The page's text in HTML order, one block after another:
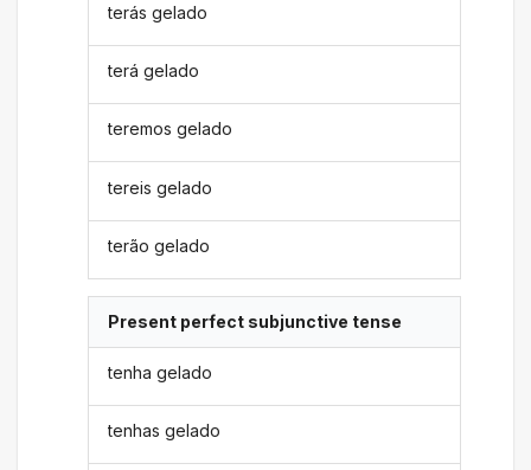
terás gelado
terá gelado
teremos gelado
tereis gelado
terão gelado
Present perfect subjunctive tense
tenha gelado
tenhas gelado